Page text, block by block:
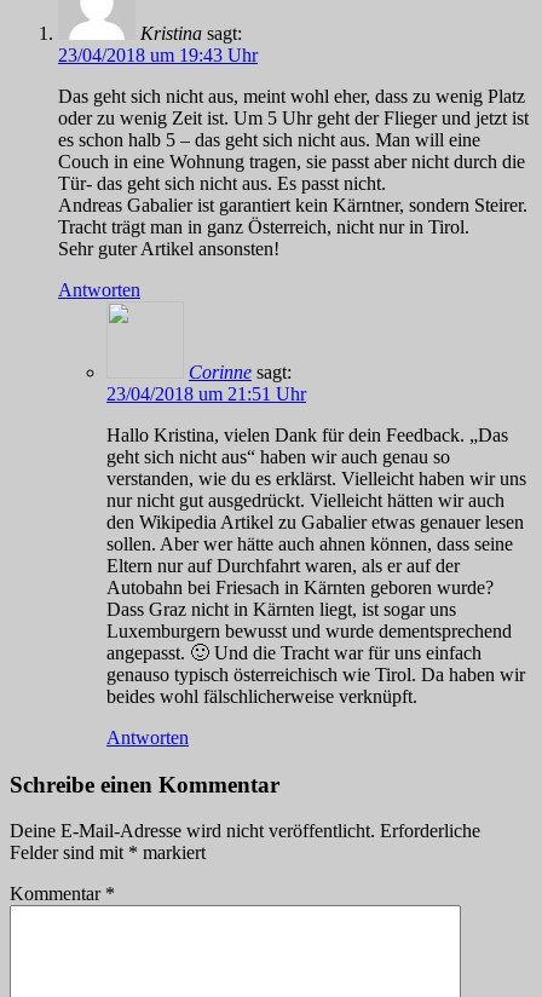
Kristina sagt:
23/04/2018 um 19:43 Uhr
Das geht sich nicht aus, meint wohl eher, dass zu wenig Platz
oder zu wenig Zeit ist. Um 5 Uhr geht der Flieger und jetzt ist
es schon halb 5 – das geht sich nicht aus. Man will eine
Couch in eine Wohnung tragen, sie passt aber nicht durch die
Tür- das geht sich nicht aus. Es passt nicht.
Andreas Gabalier ist garantiert kein Kärntner, sondern Steirer.
Tracht trägt man in ganz Österreich, nicht nur in Tirol.
Sehr guter Artikel ansonsten!
Antworten
Corinne sagt:
23/04/2018 um 21:51 Uhr
Hallo Kristina, vielen Dank für dein Feedback. „Das
geht sich nicht aus“ haben wir auch genau so
verstanden, wie du es erklärst. Vielleicht haben wir uns
nur nicht gut ausgedrückt. Vielleicht hätten wir auch
den Wikipedia Artikel zu Gabalier etwas genauer lesen
sollen. Aber wer hätte auch ahnen können, dass seine
Eltern nur auf Durchfahrt waren, als er auf der
Autobahn bei Friesach in Kärnten geboren wurde?
Dass Graz nicht in Kärnten liegt, ist sogar uns
Luxemburgern bewusst und wurde dementsprechend
angepasst. 🙂 Und die Tracht war für uns einfach
genauso typisch österreichisch wie Tirol. Da haben wir
beides wohl fälschlicherweise verknüpft.
Antworten
Schreibe einen Kommentar
Deine E-Mail-Adresse wird nicht veröffentlicht. Erforderliche
Felder sind mit * markiert
Kommentar *